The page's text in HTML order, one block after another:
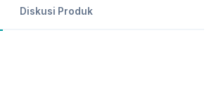
Diskusi Produk